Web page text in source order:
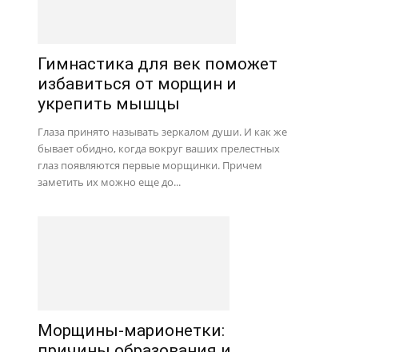
Гимнастика для век поможет
избавиться от морщин и
укрепить мышцы
Глаза принято называть зеркалом души. И как же
бывает обидно, когда вокруг ваших прелестных
глаз появляются первые морщинки. Причем
заметить их можно еще до...
Морщины-марионетки: